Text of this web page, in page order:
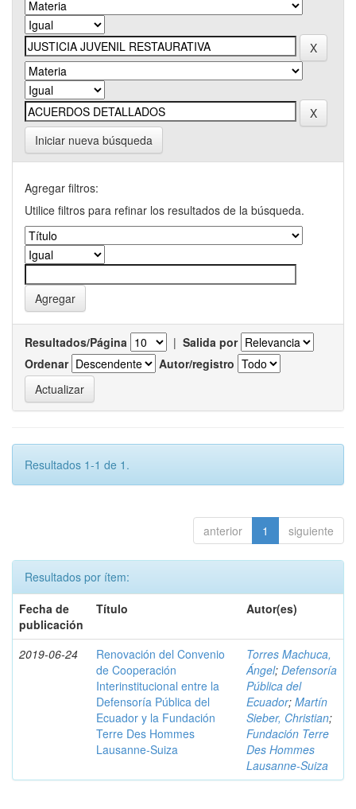
Iniciar nueva búsqueda
Agregar filtros:
Utilice filtros para refinar los resultados de la búsqueda.
Resultados/Página | Salida por
Ordenar
Autor/registro
Resultados 1-1 de 1.
anterior 1 siguiente
Resultados por ítem:
Fecha de
publicación
Título Autor(es)
2019-06-24
Renovación del Convenio
de Cooperación
Interinstitucional entre la
Defensoría Pública del
Ecuador y la Fundación
Terre Des Hommes
Lausanne-Suiza
Torres Machuca,
Ángel; Defensoría
Pública del
Ecuador; Martín
Sieber, Christian;
Fundación Terre
Des Hommes
Lausanne-Suiza